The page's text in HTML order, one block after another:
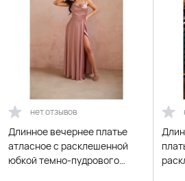
нет отзывов
Длинное вечернее платье
атласное с расклешенной
юбкой темно-пудрового